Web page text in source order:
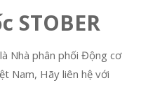
STOBER
là Nhà phân phối Động cơ
Nam, Hãy liên hệ với